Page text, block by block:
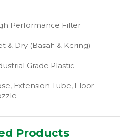
Performance Filter
& Dry (Basah & Kering)
Grade Plastic
Extension Tube, Floor
Products